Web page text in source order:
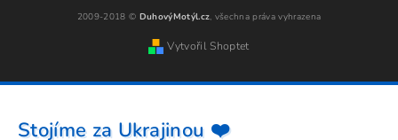
2009-2018 © DuhovýMotýl.cz, všechna práva vyhrazena
Vytvořil Shoptet
Stojíme za Ukrajinou ❤️